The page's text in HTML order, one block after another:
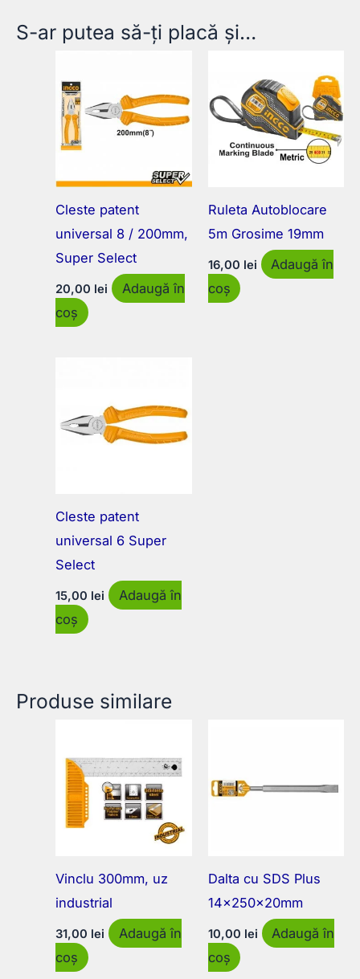
S-ar putea să-ți placă și…
Cleste patent
universal 8 / 200mm,
Super Select
20,00 lei
Adaugă în
coș
Ruleta Autoblocare
5m Grosime 19mm
16,00 lei
Adaugă în
coș
Cleste patent
universal 6 Super
Select
15,00 lei
Adaugă în
coș
Produse similare
Vinclu 300mm, uz
industrial
31,00 lei
Adaugă în
coș
Dalta cu SDS Plus
14x250x20mm
10,00 lei
Adaugă în
coș